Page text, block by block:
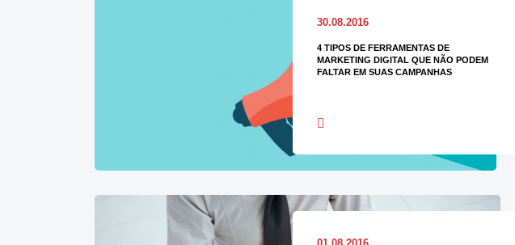
30.08.2016
4 TIPOS DE FERRAMENTAS DE
MARKETING DIGITAL QUE NÃO PODEM
FALTAR EM SUAS CAMPANHAS